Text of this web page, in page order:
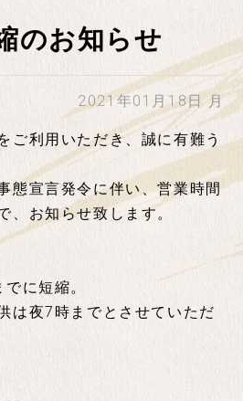
のお知らせ
2021年01月18日 月
ご利用いただき、誠に有難う
態宣言発令に伴い、営業時間
、お知らせ致します。
に短縮。
は夜7時までとさせていただ